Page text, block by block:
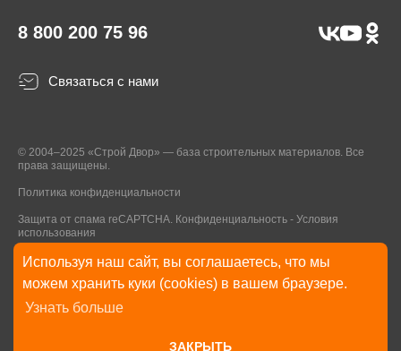
Используя наш сайт, вы соглашаетесь, что мы
можем хранить куки (cookies) в вашем браузере.
Узнать больше
ЗАКРЫТЬ
8 800 200 75 96
Связаться с нами
© 2004–2025 «Строй Двор» — база строительных материалов. Все
права защищены.
Политика конфиденциальности
Защита от спама reCAPTCHA. Конфиденциальность - Условия
использования
* Указанные на Сайте цены, комплектации, описания и технические
характеристики могут быть изменены в любое время без уведомления
пользователей Сайта. Внешний вид товаров и упаковки может